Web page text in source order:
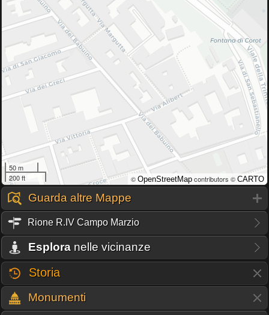
50 m
200 ft
© OpenStreetMap contributors © CARTO
Guarda altre Mappe
Rione R.IV Campo Marzio
Esplora nelle vicinanze
Storia
Monumenti